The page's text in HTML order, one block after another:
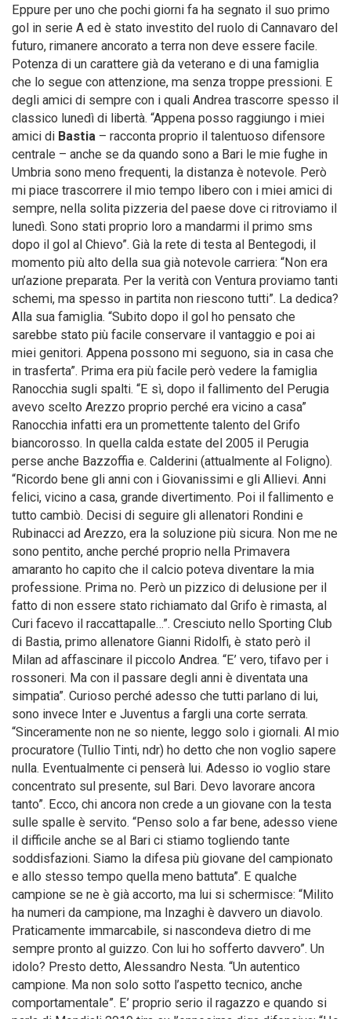
Eppure per uno che pochi giorni fa ha segnato il suo primo
gol in serie A ed è stato investito del ruolo di Cannavaro del
futuro, rimanere ancorato a terra non deve essere facile.
Potenza di un carattere già da veterano e di una famiglia
che lo segue con attenzione, ma senza troppe pressioni. E
degli amici di sempre con i quali Andrea trascorre spesso il
classico lunedì di libertà. “Appena posso raggiungo i miei
amici di Bastia – racconta proprio il talentuoso difensore
centrale – anche se da quando sono a Bari le mie fughe in
Umbria sono meno frequenti, la distanza è notevole. Però
mi piace trascorrere il mio tempo libero con i miei amici di
sempre, nella solita pizzeria del paese dove ci ritroviamo il
lunedì. Sono stati proprio loro a mandarmi il primo sms
dopo il gol al Chievo”. Già la rete di testa al Bentegodi, il
momento più alto della sua già notevole carriera: “Non era
un’azione preparata. Per la verità con Ventura proviamo tanti
schemi, ma spesso in partita non riescono tutti”. La dedica?
Alla sua famiglia. “Subito dopo il gol ho pensato che
sarebbe stato più facile conservare il vantaggio e poi ai
miei genitori. Appena possono mi seguono, sia in casa che
in trasferta”. Prima era più facile però vedere la famiglia
Ranocchia sugli spalti. “E sì, dopo il fallimento del Perugia
avevo scelto Arezzo proprio perché era vicino a casa”
Ranocchia infatti era un promettente talento del Grifo
biancorosso. In quella calda estate del 2005 il Perugia
perse anche Bazzoffia e. Calderini (attualmente al Foligno).
“Ricordo bene gli anni con i Giovanissimi e gli Allievi. Anni
felici, vicino a casa, grande divertimento. Poi il fallimento e
tutto cambiò. Decisi di seguire gli allenatori Rondini e
Rubinacci ad Arezzo, era la soluzione più sicura. Non me ne
sono pentito, anche perché proprio nella Primavera
amaranto ho capito che il calcio poteva diventare la mia
professione. Prima no. Però un pizzico di delusione per il
fatto di non essere stato richiamato dal Grifo è rimasta, al
Curi facevo il raccattapalle…”. Cresciuto nello Sporting Club
di Bastia, primo allenatore Gianni Ridolfi, è stato però il
Milan ad affascinare il piccolo Andrea. “E’ vero, tifavo per i
rossoneri. Ma con il passare degli anni è diventata una
simpatia”. Curioso perché adesso che tutti parlano di lui,
sono invece Inter e Juventus a fargli una corte serrata.
“Sinceramente non ne so niente, leggo solo i giornali. Al mio
procuratore (Tullio Tinti, ndr) ho detto che non voglio sapere
nulla. Eventualmente ci penserà lui. Adesso io voglio stare
concentrato sul presente, sul Bari. Devo lavorare ancora
tanto”. Ecco, chi ancora non crede a un giovane con la testa
sulle spalle è servito. “Penso solo a far bene, adesso viene
il difficile anche se al Bari ci stiamo togliendo tante
soddisfazioni. Siamo la difesa più giovane del campionato
e allo stesso tempo quella meno battuta”. E qualche
campione se ne è già accorto, ma lui si schermisce: “Milito
ha numeri da campione, ma Inzaghi è davvero un diavolo.
Praticamente immarcabile, si nascondeva dietro di me
sempre pronto al guizzo. Con lui ho sofferto davvero”. Un
idolo? Presto detto, Alessandro Nesta. “Un autentico
campione. Ma non solo sotto l’aspetto tecnico, anche
comportamentale”. E’ proprio serio il ragazzo e quando si